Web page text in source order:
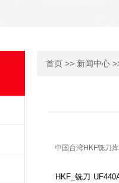
首页 >> 新闻中心
中国台湾HKF铣刀
HKF_铣刀